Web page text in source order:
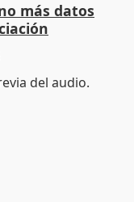
más datos